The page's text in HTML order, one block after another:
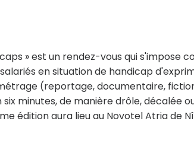
» est un rendez-vous qui s'impose
en situation de handicap
(reportage, documentaire,
minutes, de manière drôle, décalée
édition aura lieu au Novotel Atria de